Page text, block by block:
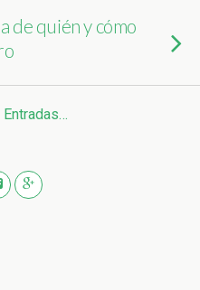
de quién y cómo